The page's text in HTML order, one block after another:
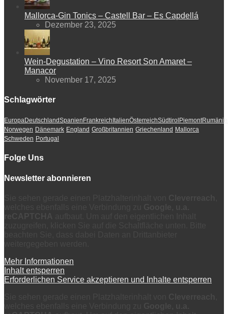
Mallorca-Gin Tonics – Castell Bar – Es Capdellá
Dezember 23, 2025
Wein-Degustation – Vino Resort Son Amaret –
Manacor
November 17, 2025
Schlagwörter
EuropaDeutschlandSpanien Frankreich ItalienÖsterreichSüdtirol Piemont
Norwegen Dänemark England Großbritannien Griechenland Mallorca
Schweden Portugal
Folge Uns
Newsletter abonnieren
Mehr Informationen
Inhalt entsperren
Erforderlichen Service akzeptieren und Inhalte entsperren